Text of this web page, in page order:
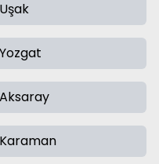
Uşak
Yozgat
Aksaray
Karaman